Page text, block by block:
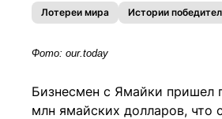
Лотереи мира Истории
Фото: our.today
Бизнесмен с Ямайки пришел
млн ямайских долларов, что